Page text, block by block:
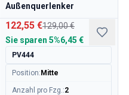
Außenquerlenker
122,55 €129,00 €
Sie sparen 5%6,45 €
PV444
Position: Mitte
Anzahl pro Fzg.:2